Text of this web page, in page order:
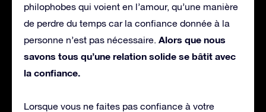
philophobes qui voient en l’amour, qu’une manière
de perdre du temps car la confiance donnée à la
personne n’est pas nécessaire. Alors que nous
savons tous qu’une relation solide se bâtit avec
la confiance.
Lorsque vous ne faites pas confiance à votre